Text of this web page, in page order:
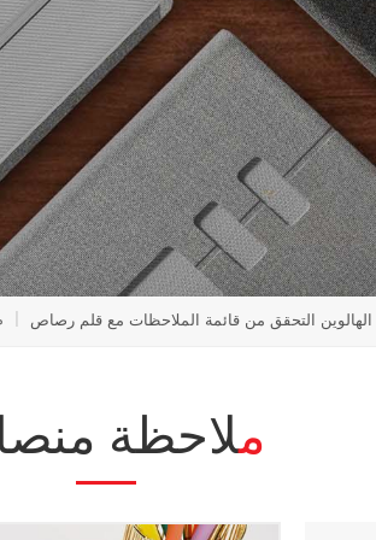
| الهالوين التحقق من قائمة الملاحظات مع قلم رصاص
ملاحظة